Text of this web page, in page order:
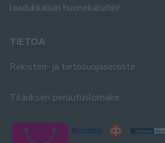
laadukkaisiin huonekaluihin!
TIETOA
Rekisteri- ja tietosuojaseloste
Tilauksen peruutuslomake